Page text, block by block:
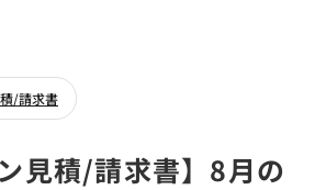
/請求書
見積/請求書】8月の